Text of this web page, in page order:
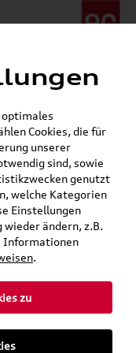
- 13:00 Uhr
- 13:00 Uhr
WhatsApp E-Mail
»
optimales
Cookies, die für
unserer
sind, sowie
genutzt
welche Kategorien
Einstellungen
ändern, z.B.
Informationen
.
zu